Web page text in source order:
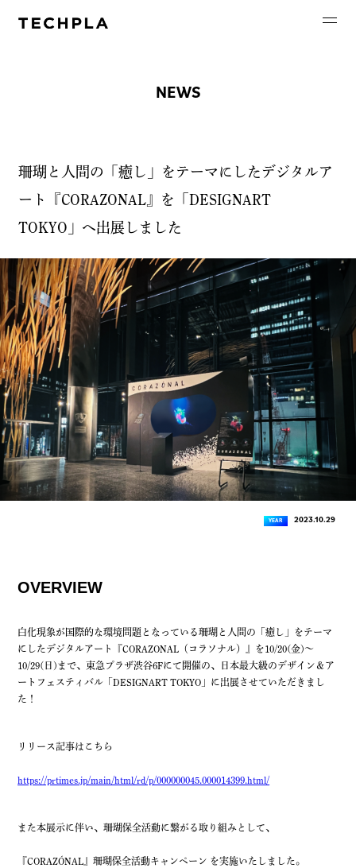
NEWS
珊瑚と人間の「癒し」をテーマにしたデジタルア
ート『CORAZONAL』を「DESIGNART
TOKYO」へ出展しました
YEAR 2023.10.29
OVERVIEW
白化現象が国際的な環境問題となっている珊瑚と人間の「癒し」をテーマ
にしたデジタルアート『CORAZONAL（コラソナル）』を10/20(金)〜
10/29(日)まで、東急プラザ渋谷6Fにて開催の、日本最大級のデザイン＆ア
ートフェスティバル「DESIGNART TOKYO」に出展させていただきまし
た！
リリース記事はこちら
https://prtimes.jp/main/html/rd/p/000000045.000014399.html/
また本展示に伴い、珊瑚保全活動に繋がる取り組みとして、
『CORAZÓNAL』珊瑚保全活動キャンペーン を実施いたしました。